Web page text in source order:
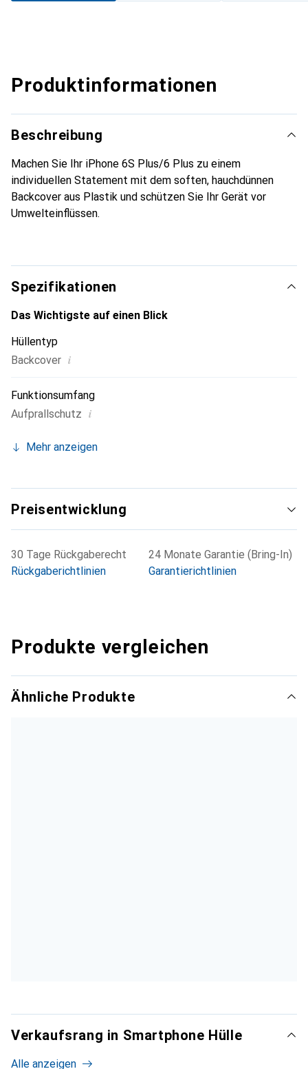
Produktinformationen
Beschreibung
Machen Sie Ihr iPhone 6S Plus/6 Plus zu einem
individuellen Statement mit dem soften, hauchdünnen
Backcover aus Plastik und schützen Sie Ihr Gerät vor
Umwelteinflüssen.
Spezifikationen
Das Wichtigste auf einen Blick
Hüllentyp
Backcover i
Funktionsumfang
Aufprallschutz i
Mehr anzeigen
Preisentwicklung
30 Tage Rückgaberecht
Rückgaberichtlinien
24 Monate Garantie (Bring-In)
Garantierichtlinien
Produkte vergleichen
Ähnliche Produkte
Verkaufsrang in Smartphone Hülle
Alle anzeigen